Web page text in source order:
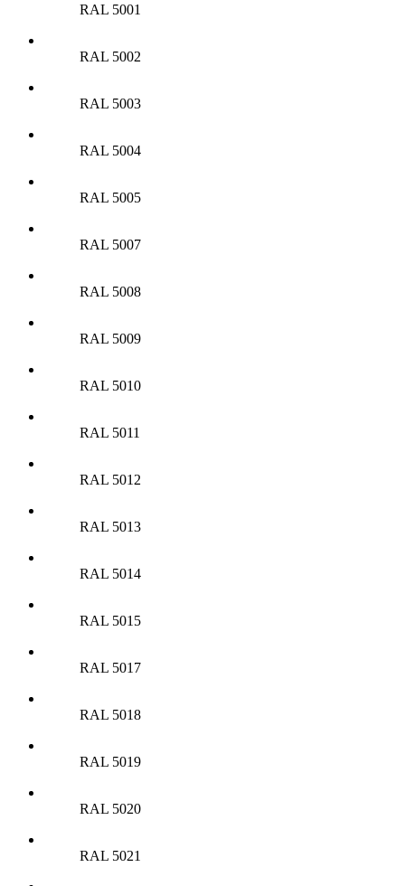
RAL 5001
RAL 5002
RAL 5003
RAL 5004
RAL 5005
RAL 5007
RAL 5008
RAL 5009
RAL 5010
RAL 5011
RAL 5012
RAL 5013
RAL 5014
RAL 5015
RAL 5017
RAL 5018
RAL 5019
RAL 5020
RAL 5021